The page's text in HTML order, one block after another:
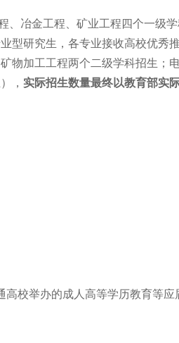
、冶金工程、矿业工程四个一级
型研究生，各专业接收高校优秀
物加工工程两个二级学科招生；
， 实际招生数量最终以教育部实
校举办的成人高等学历教育等应